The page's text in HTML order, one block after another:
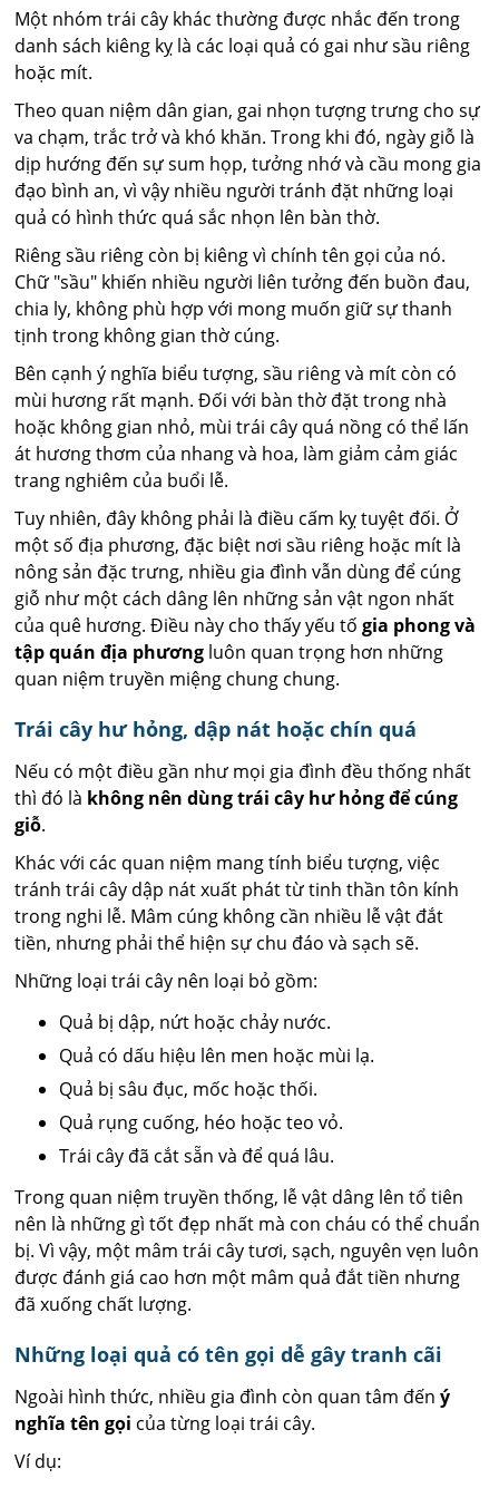
Một nhóm trái cây khác thường được nhắc đến trong
danh sách kiêng kỵ là các loại quả có gai như sầu riêng
hoặc mít.
Theo quan niệm dân gian, gai nhọn tượng trưng cho sự
va chạm, trắc trở và khó khăn. Trong khi đó, ngày giỗ là
dịp hướng đến sự sum họp, tưởng nhớ và cầu mong gia
đạo bình an, vì vậy nhiều người tránh đặt những loại
quả có hình thức quá sắc nhọn lên bàn thờ.
Riêng sầu riêng còn bị kiêng vì chính tên gọi của nó.
Chữ "sầu" khiến nhiều người liên tưởng đến buồn đau,
chia ly, không phù hợp với mong muốn giữ sự thanh
tịnh trong không gian thờ cúng.
Bên cạnh ý nghĩa biểu tượng, sầu riêng và mít còn có
mùi hương rất mạnh. Đối với bàn thờ đặt trong nhà
hoặc không gian nhỏ, mùi trái cây quá nồng có thể lấn
át hương thơm của nhang và hoa, làm giảm cảm giác
trang nghiêm của buổi lễ.
Tuy nhiên, đây không phải là điều cấm kỵ tuyệt đối. Ở
một số địa phương, đặc biệt nơi sầu riêng hoặc mít là
nông sản đặc trưng, nhiều gia đình vẫn dùng để cúng
giỗ như một cách dâng lên những sản vật ngon nhất
của quê hương. Điều này cho thấy yếu tốgia phong và
tập quán địa phương luôn quan trọng hơn những
quan niệm truyền miệng chung chung.
Trái cây hư hỏng, dập nát hoặc chín quá
Nếu có một điều gần như mọi gia đình đều thống nhất
thì đó là không nên dùng trái cây hư hỏng để cúng
giỗ.
Khác với các quan niệm mang tính biểu tượng, việc
tránh trái cây dập nát xuất phát từ tinh thần tôn kính
trong nghi lễ. Mâm cúng không cần nhiều lễ vật đắt
tiền, nhưng phải thể hiện sự chu đáo và sạch sẽ.
Những loại trái cây nên loại bỏ gồm:
Quả bị dập, nứt hoặc chảy nước.
Quả có dấu hiệu lên men hoặc mùi lạ.
Quả bị sâu đục, mốc hoặc thối.
Quả rụng cuống, héo hoặc teo vỏ.
Trái cây đã cắt sẵn và để quá lâu.
Trong quan niệm truyền thống, lễ vật dâng lên tổ tiên
nên là những gì tốt đẹp nhất mà con cháu có thể chuẩn
bị. Vì vậy, một mâm trái cây tươi, sạch, nguyên vẹn luôn
được đánh giá cao hơn một mâm quả đắt tiền nhưng
đã xuống chất lượng.
Những loại quả có tên gọi dễ gây tranh cãi
Ngoài hình thức, nhiều gia đình còn quan tâm đếný
nghĩa tên gọi của từng loại trái cây.
Ví dụ: